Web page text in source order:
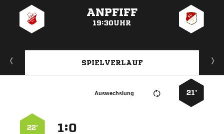
ANPFIFF
19:30UHR
SPIELVERLAUF
21’
Auswechslung
:
22’